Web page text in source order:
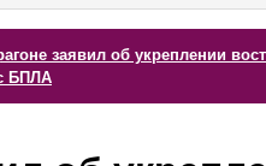
заявил об укреплении
БПЛА